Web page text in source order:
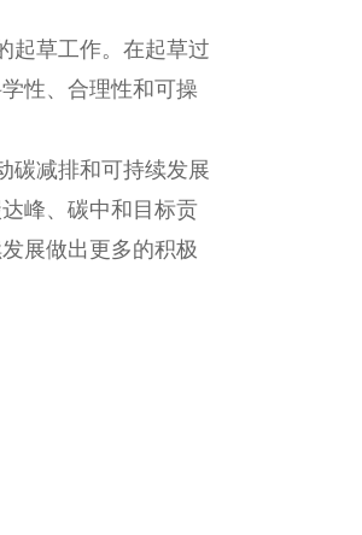
起草工作。在起草过
性、合理性和可操
碳减排和可持续发展
峰、碳中和目标贡
展做出更多的积极